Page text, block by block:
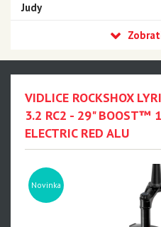
Judy
Reba
35
Revelation
Pike
VIDLICE ROCKSHOX
3.2 RC2 - 29" BOOST™
ELECTRIC RED ALU
Novinka